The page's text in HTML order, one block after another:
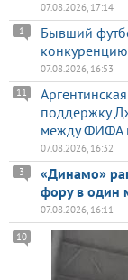
07.08.2026, 17:14
Бывший
1
07.08.2026, 16:53
поддержку
между ФИФА
11
07.08.2026, 16:32
«Динамо»
фору в один
3
07.08.2026, 16:11
10